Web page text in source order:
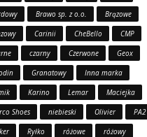
Brawo sp. z o.o.
Brązowe
Carinii CheBello
CMP
czarny Czerwone
Geox
Granatowy
Inna marka
Karino Lemar
Maciejka
Shoes
niebieski Olivier
PA2
Ryłko różowe
różowy